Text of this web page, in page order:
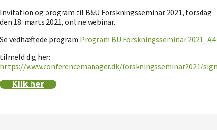
Invitation og program til B&U Forskningsseminar 2021, torsdag
den 18. marts 2021, online webinar.
Se vedhæftede program Program BU Forskningsseminar 2021_A4
tilmeld dig her:
https://www.conferencemanager.dk/forskningsseminar2021/
Klik her